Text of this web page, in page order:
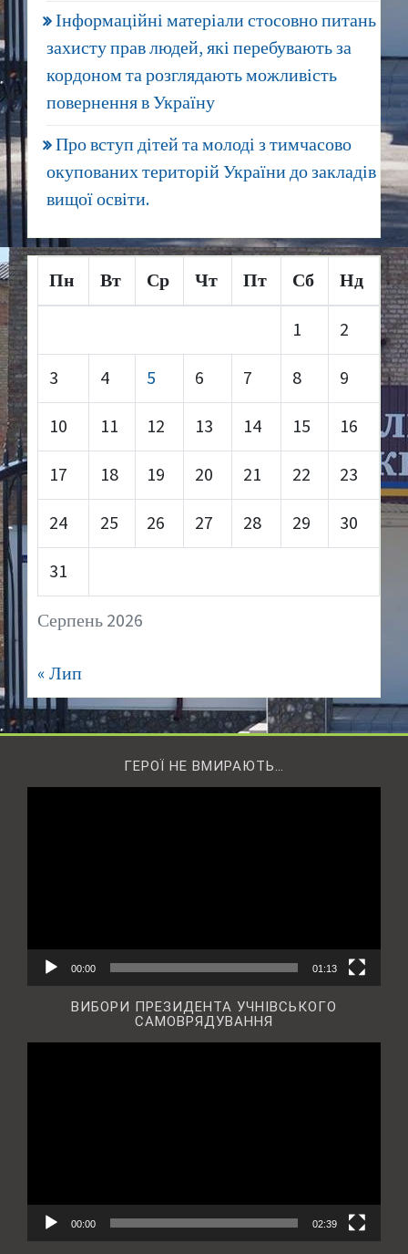
Інформаційні матеріали стосовно питань
захисту прав людей, які перебувають за
кордоном та розглядають можливість
повернення в Україну
Про вступ дітей та молоді з тимчасово
окупованих територій України до закладів
вищої освіти.
Серпень 2026
Пн Вт Ср Чт Пт Сб Нд
1 2
3 4 5 6 7 8 9
10 11 12 13 14 15 16
17 18 19 20 21 22 23
24 25 26 27 28 29 30
31
« Лип
ГЕРОЇ НЕ ВМИРАЮТЬ…
00:00 01:13
ВИБОРИ ПРЕЗИДЕНТА УЧНІВСЬКОГО
САМОВРЯДУВАННЯ
00:00 02:39